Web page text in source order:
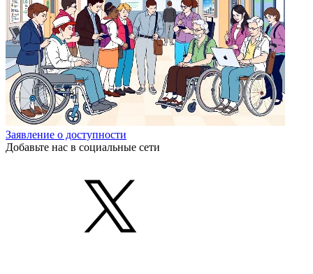
Заявление о доступности
Добавьте нас в социальные сети